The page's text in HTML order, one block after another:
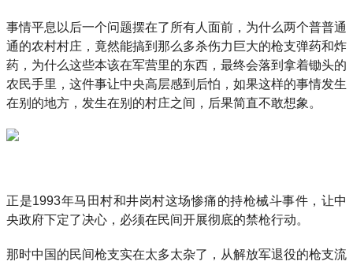
事情平息以后一个问题摆在了所有人面前，为什么两个普普通
通的农村村庄，竟然能搞到那么多杀伤力巨大的枪支弹药和炸
药，为什么这些本该在军营里的东西，最终会落到拿着锄头的
农民手里，这件事让中央高层感到后怕，如果这样的事情发生
在别的地方，发生在别的村庄之间，后果简直不敢想象。
正是1993年马田村和井岗村这场惨痛的持枪械斗事件，让中
央政府下定了决心，必须在民间开展彻底的禁枪行动。
那时中国的民间枪支实在太多太杂了，从解放军退役的枪支流